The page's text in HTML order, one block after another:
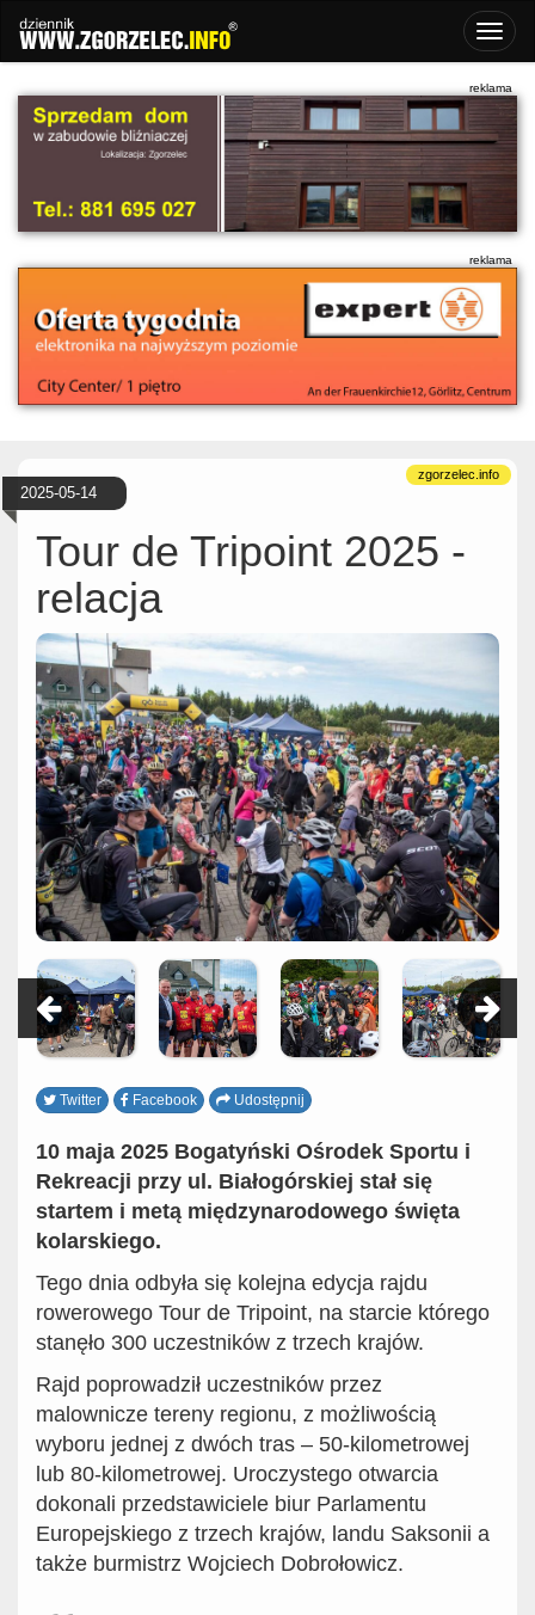
2025-05-14
Tour de Tripoint 2025 -
relacja
Twitter Facebook Udostępnij
10 maja 2025 Bogatyński Ośrodek Sportu i
Rekreacji przy ul. Białogórskiej stał się
startem i metą międzynarodowego święta
kolarskiego.
Tego dnia odbyła się kolejna edycja rajdu
rowerowego Tour de Tripoint, na starcie którego
stanęło 300 uczestników z trzech krajów.
Rajd poprowadził uczestników przez
malownicze tereny regionu, z możliwością
wyboru jednej z dwóch tras – 50-kilometrowej
lub 80-kilometrowej. Uroczystego otwarcia
dokonali przedstawiciele biur Parlamentu
Europejskiego z trzech krajów, landu Saksonii a
także burmistrz Wojciech Dobrołowicz.